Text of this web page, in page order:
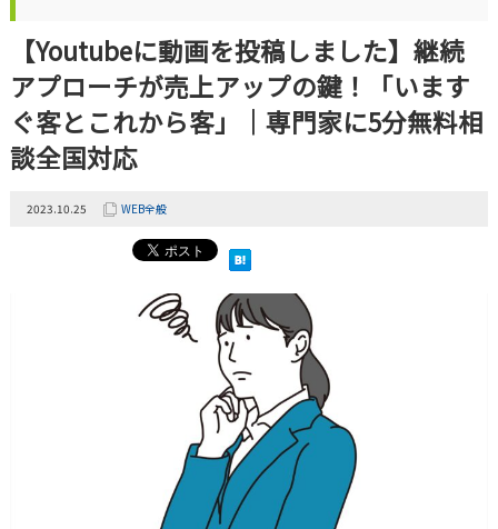
【Youtubeに動画を投稿しました】継続
アプローチが売上アップの鍵！「います
ぐ客とこれから客」｜専門家に5分無料相
談全国対応
2023.10.25 WEB全般